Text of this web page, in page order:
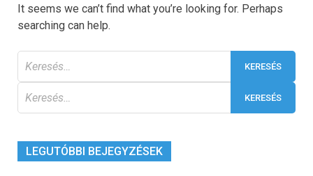
It seems we can’t find what you’re looking for. Perhaps
searching can help.
LEGUTÓBBI BEJEGYZÉSEK